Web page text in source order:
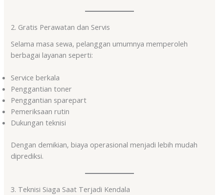
2. Gratis Perawatan dan Servis
Selama masa sewa, pelanggan umumnya memperoleh
berbagai layanan seperti:
Service berkala
Penggantian toner
Penggantian sparepart
Pemeriksaan rutin
Dukungan teknisi
Dengan demikian, biaya operasional menjadi lebih mudah
diprediksi.
3. Teknisi Siaga Saat Terjadi Kendala